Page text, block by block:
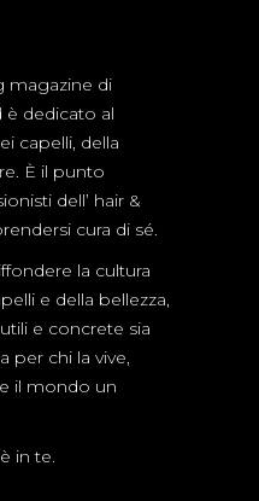
magazine di
è dedicato al
capelli, della
È il punto
dell’ hair &
cura di sé.
la cultura
e della bellezza,
e concrete sia
per chi la vive,
il mondo un
in te.